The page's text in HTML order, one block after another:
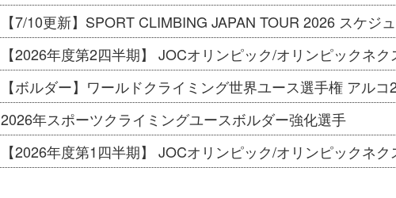
【7/10更新】SPORT CLIMBING JAPAN TOUR 2026 スケジ
【2026年度第2四半期】 JOCオリンピック/オリンピックネ
【ボルダー】ワールドクライミング世界ユース選手権 アルコ
2026年スポーツクライミングユースボルダー強化選手
【2026年度第1四半期】 JOCオリンピック/オリンピックネ